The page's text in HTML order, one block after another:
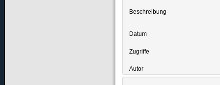
Beschreibung
Datum
Zugriffe
Autor